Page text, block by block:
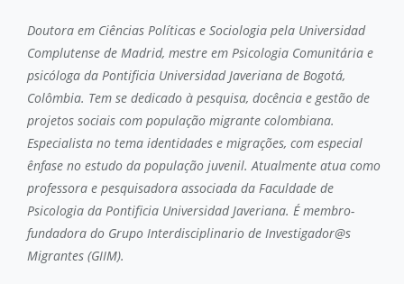
Doutora em Ciências Políticas e Sociologia pela Universidad
Complutense de Madrid, mestre em Psicologia Comunitária e
psicóloga da Pontificia Universidad Javeriana de Bogotá,
Colômbia. Tem se dedicado à pesquisa, docência e gestão de
projetos sociais com população migrante colombiana.
Especialista no tema identidades e migrações, com especial
ênfase no estudo da população juvenil. Atualmente atua como
professora e pesquisadora associada da Faculdade de
Psicologia da Pontificia Universidad Javeriana. É membro-
fundadora do Grupo Interdisciplinario de Investigador@s
Migrantes (GIIM).